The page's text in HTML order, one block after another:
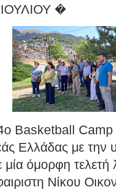
�
Basketball
Ελλάδας με
μία όμορφη
Νίκου